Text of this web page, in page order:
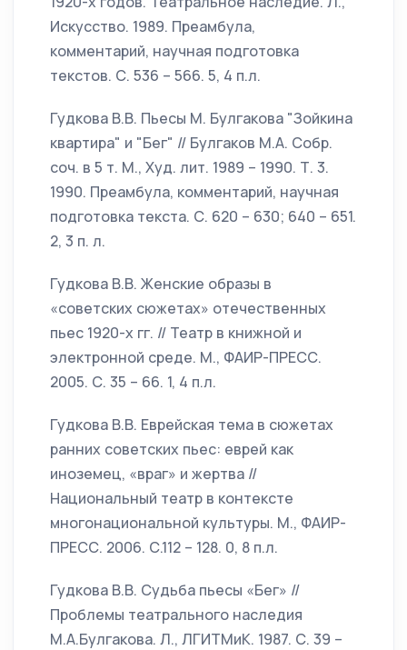
Искусство. 1989. Преамбула,
комментарий, научная подготовка
текстов. С. 536 – 566. 5, 4 п.л.
Гудкова В.В. Пьесы М. Булгакова "Зойкина
квартира" и "Бег" // Булгаков М.А. Собр.
соч. в 5 т. М., Худ. лит. 1989 – 1990. Т. 3.
1990. Преамбула, комментарий, научная
подготовка текста. С. 620 – 630; 640 – 651.
2, 3 п. л.
Гудкова В.В. Женские образы в
«советских сюжетах» отечественных
пьес 1920-х гг. // Театр в книжной и
электронной среде. М., ФАИР-ПРЕСС.
2005. С. 35 – 66. 1, 4 п.л.
Гудкова В.В. Еврейская тема в сюжетах
ранних советских пьес: еврей как
иноземец, «враг» и жертва //
Национальный театр в контексте
многонациональной культуры. М., ФАИР-
ПРЕСС. 2006. С.112 – 128. 0, 8 п.л.
Гудкова В.В. Судьба пьесы «Бег» //
Проблемы театрального наследия
М.А.Булгакова. Л., ЛГИТМиК. 1987. С. 39 –